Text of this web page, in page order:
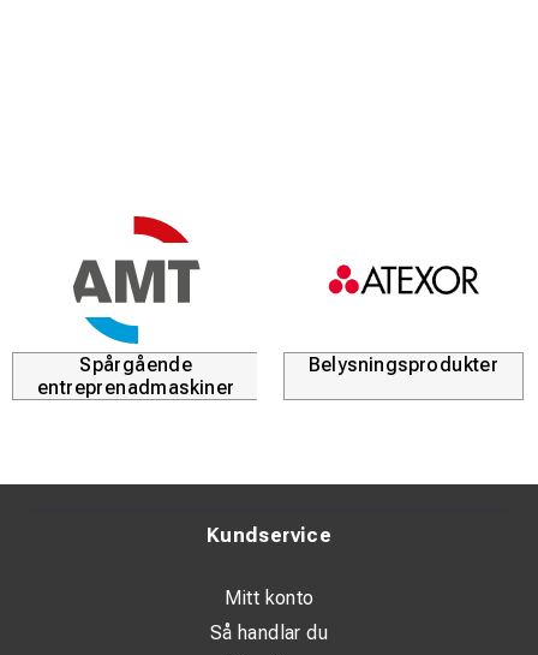
Spårgående
entreprenadmaskiner
Belysningsprodukter
Kundservice
Mitt konto
Så handlar du